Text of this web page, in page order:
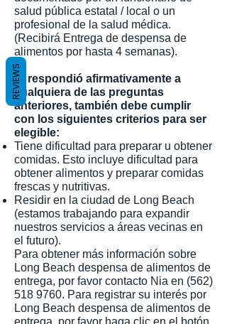
salud pública estatal / local o un
profesional de la salud médica.
(Recibirá Entrega de despensa de
alimentos por hasta 4 semanas).
Si respondió afirmativamente a
cualquiera de las preguntas
anteriores, también debe cumplir
con los siguientes criterios para ser
elegible:
Tiene dificultad para preparar u obtener
comidas. Esto incluye dificultad para
obtener alimentos y preparar comidas
frescas y nutritivas.
Residir en la ciudad de Long Beach
(estamos trabajando para expandir
nuestros servicios a áreas vecinas en
el futuro).
Para obtener más información sobre
Long Beach despensa de alimentos de
entrega, por favor contacto Nia en (562)
518 9760. Para registrar su interés por
Long Beach despensa de alimentos de
entrega, por favor haga clic en el botón
REVIEWS